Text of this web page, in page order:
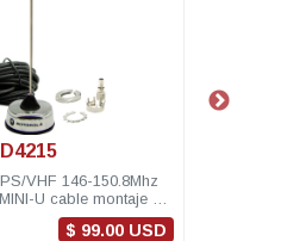
.
VHF 146-150.8Mhz
U cable montaje y
DGM8000e
$ 99.00 USD